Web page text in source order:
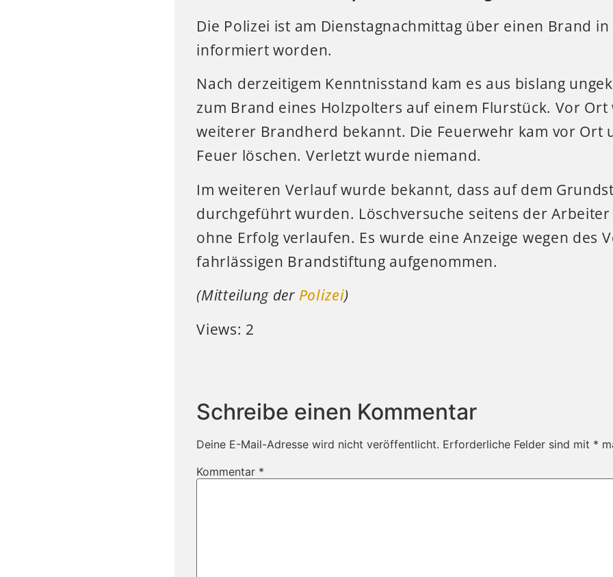
Die Polizei ist am Dienstagnachmittag über einen Brand
informiert worden.
Nach derzeitigem Kenntnisstand kam es aus bislang
zum Brand eines Holzpolters auf einem Flurstück. Vor
weiterer Brandherd bekannt. Die Feuerwehr kam vor Ort
Feuer löschen. Verletzt wurde niemand.
Im weiteren Verlauf wurde bekannt, dass auf dem
durchgeführt wurden. Löschversuche seitens der
ohne Erfolg verlaufen. Es wurde eine Anzeige wegen des
fahrlässigen Brandstiftung aufgenommen.
(Mitteilung der Polizei)
Views: 2
Schreibe einen Kommentar
Deine E-Mail-Adresse wird nicht veröffentlicht. Erforderliche Felder sind mit *
Kommentar *